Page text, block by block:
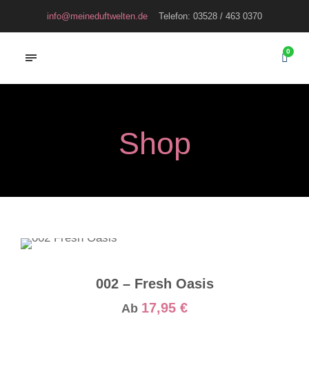
info@meineduftwelten.de Telefon: 03528 / 463 0370
0
Shop
002 – Fresh Oasis
Ab 17,95 €